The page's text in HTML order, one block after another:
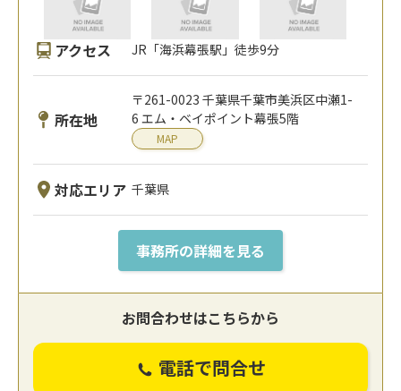
アクセス JR「海浜幕張駅」徒歩9分
所在地
〒261-0023 千葉県千葉市美浜区中瀬1-
6 エム・ベイポイント幕張5階
MAP
対応エリア 千葉県
事務所の詳細を見る
お問合わせはこちらから
電話で問合せ